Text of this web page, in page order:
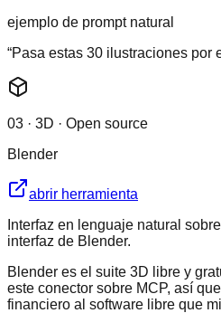
ejemplo de prompt natural
“Pasa estas 30 ilustraciones por
03 · 3D · Open source
Blender
abrir herramienta
Interfaz en lenguaje natural
interfaz de Blender.
Blender es el suite 3D libre y
este conector sobre MCP, así
financiero al software libre que